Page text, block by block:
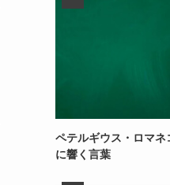
ペテルギウス・ロマ
に響く言葉